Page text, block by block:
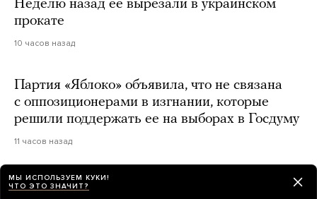
Неделю назад ее вырезали в украинском
прокате
10 часов назад
Партия «Яблоко» объявила, что не связана
с оппозиционерами в изгнании, которые
решили поддержать ее на выборах в Госдуму
11 часов назад
Атакован очередной склад Wildberries —
МЫ ИСПОЛЬЗУЕМ КУКИ!
ЧТО ЭТО ЗНАЧИТ?